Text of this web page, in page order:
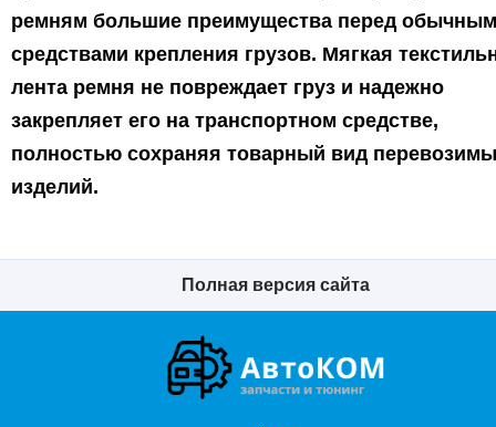
ремням большие преимущества перед
средствами крепления грузов. Мягкая
лента ремня не повреждает груз и надежно
закрепляет его на транспортном средстве,
полностью сохраняя товарный вид
изделий.
Полная версия сайта